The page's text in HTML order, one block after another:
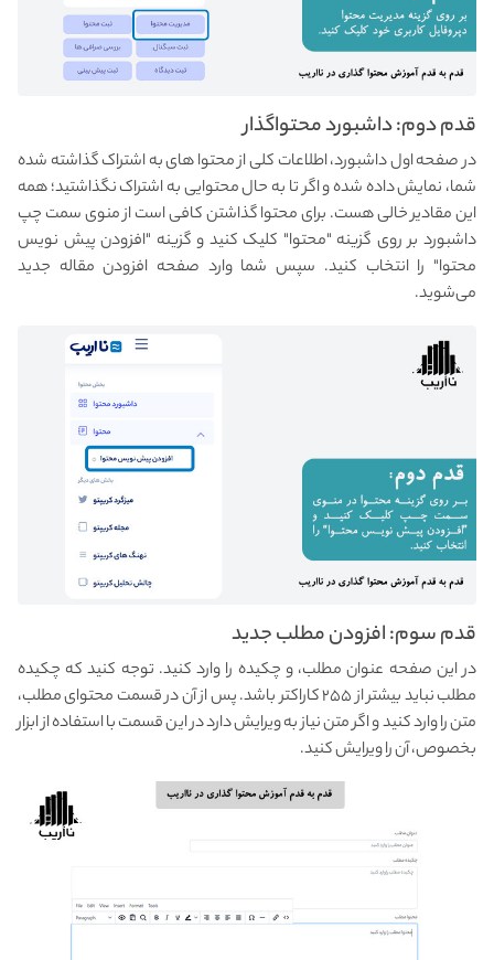
قدم دوم: داشبورد محتواگذار
در صفحه اول داشبورد، اطلاعات کلی از محتوا های به اشتراک گذاشته شده
شما، نمایش داده شده و اگر تا به حال محتوایی به اشتراک نگذاشتید؛ همه
این مقادیر خالی هست. برای محتوا گذاشتن کافی است از منوی سمت چپ
داشبورد بر روی گزینه "محتوا" کلیک کنید و گزینه "افزودن پیش نویس
محتوا" را انتخاب کنید. سپس شما وارد صفحه افزودن مقاله جدید
می‌شوید.
قدم سوم: افزودن مطلب جدید
در این صفحه عنوان مطلب، و چکیده را وارد کنید. توجه کنید که چکیده
مطلب نباید بیشتر از ۲۵۵ کاراکتر باشد. پس از آن در قسمت محتوای مطلب،
متن را وارد کنید و اگر متن نیاز به ویرایش دارد در این قسمت با استفاده از ابزار
بخصوص، آن را ویرایش کنید.